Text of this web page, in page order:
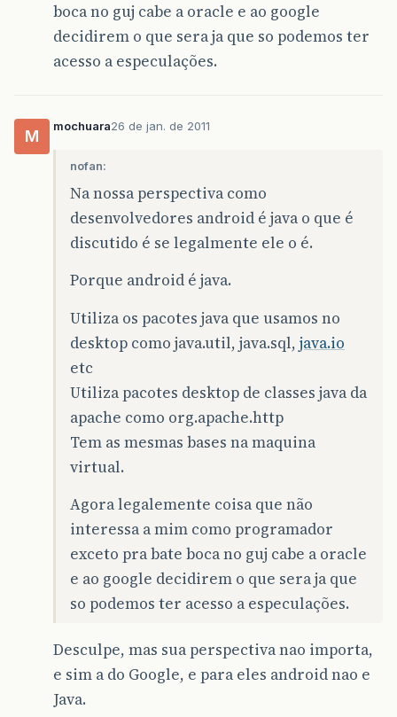
boca no guj cabe a oracle e ao google
decidirem o que sera ja que so podemos ter
acesso a especulações.
M
mochuara26 de jan. de 2011
nofan:
Na nossa perspectiva como
desenvolvedores android é java o que é
discutido é se legalmente ele o é.
Porque android é java.
Utiliza os pacotes java que usamos no
desktop como java.util, java.sql, java.io
etc
Utiliza pacotes desktop de classes java da
apache como org.apache.http
Tem as mesmas bases na maquina
virtual.
Agora legalemente coisa que não
interessa a mim como programador
exceto pra bate boca no guj cabe a oracle
e ao google decidirem o que sera ja que
so podemos ter acesso a especulações.
Desculpe, mas sua perspectiva nao importa,
e sim a do Google, e para eles android nao e
Java.